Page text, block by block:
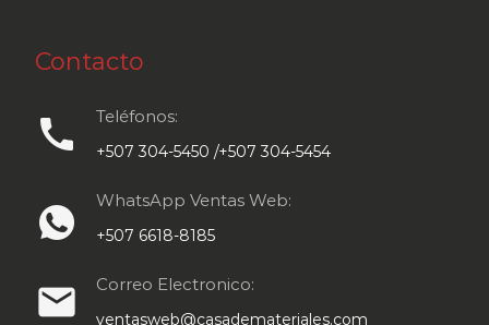
Contacto
call Teléfonos:
+507 304-5450 /+507 304-5454
WhatsApp Ventas Web:
+507 6618-8185
email Correo Electronico:
ventasweb@casademateriales.com